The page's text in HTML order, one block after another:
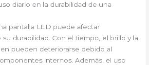
diario en la durabilidad de una
pantalla LED puede afectar
durabilidad. Con el tiempo, el brillo y la
pueden deteriorarse debido al
internos. Además, el uso